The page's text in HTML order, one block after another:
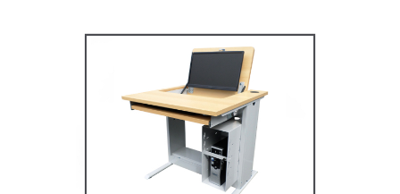
Mobilier multimédia
MOBILIER SCOLAIRE